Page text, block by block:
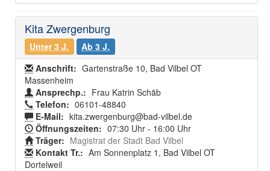
Kita Zwergenburg
Unter 3 J.
Ab 3 J.
Anschrift: Gartenstraße 10, Bad Vilbel OT
Massenheim
Ansprechp.: Frau Katrin Schäb
Telefon: 06101-48840
E-Mail: kita.zwergenburg@bad-vilbel.de
Öffnungszeiten: 07:30 Uhr - 16:00 Uhr
Träger: Magistrat der Stadt Bad Vilbel
Kontakt Tr.: Am Sonnenplatz 1, Bad Vilbel OT
Dortelweil